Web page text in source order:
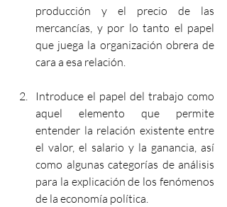
producción y el precio de las
mercancías, y por lo tanto el papel
que juega la organización obrera de
cara a esa relación.
Introduce el papel del trabajo como
aquel elemento que permite
entender la relación existente entre
el valor, el salario y la ganancia, así
como algunas categorías de análisis
para la explicación de los fenómenos
de la economía política.